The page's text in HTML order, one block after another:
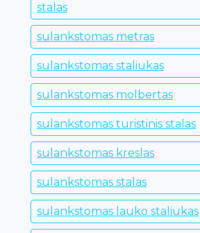
stalas
sulankstomas metras
sulankstomas staliukas
sulankstomas molbertas
sulankstomas turistinis stalas
sulankstomas kreslas
sulankstomas stalas
sulankstomas lauko staliukas